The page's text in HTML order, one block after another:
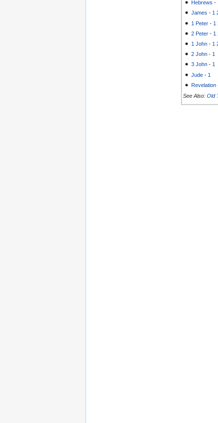
Hebrews -
James - 1
1 Peter - 1
2 Peter - 1
1 John - 1
2 John - 1
3 John - 1
Jude - 1
Revelation
See Also: Old